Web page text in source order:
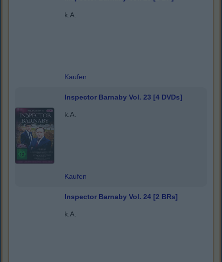
k.A.
Kaufen
Inspector Barnaby Vol. 23 [4 DVDs]
k.A.
Kaufen
Inspector Barnaby Vol. 24 [2 BRs]
k.A.